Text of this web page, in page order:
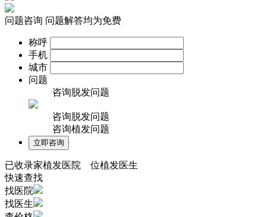
问题咨询 问题解答均为免费
称呼
手机
城市
问题
咨询脱发问题
咨询脱发问题
咨询植发问题
已收录家植发医院 位植发医生
快速查找
找医院
找医生